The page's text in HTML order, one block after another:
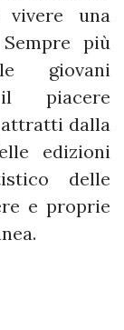
una
più
giovani
il piacere
attratti dalla
edizioni
delle
e proprie